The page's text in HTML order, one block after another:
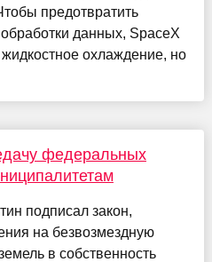
предотвратить
данных, SpaceX
охлаждение, но
федеральных
подписал закон,
на безвозмездную
в собственность